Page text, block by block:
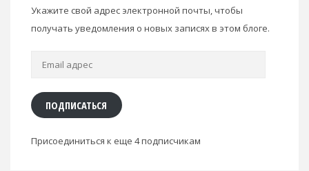
Укажите свой адрес электронной почты, чтобы
получать уведомления о новых записях в этом блоге.
Email
ПОДПИСАТЬСЯ
Присоединиться к еще 4 подписчикам